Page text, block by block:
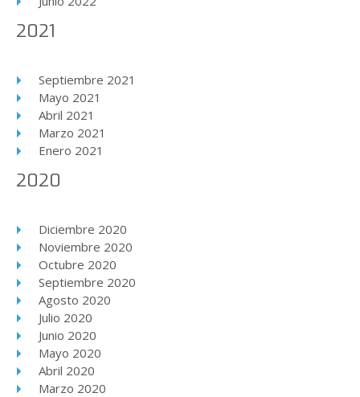
2021
Septiembre 2021
Mayo 2021
Abril 2021
Marzo 2021
Enero 2021
2020
Diciembre 2020
Noviembre 2020
Octubre 2020
Septiembre 2020
Agosto 2020
Julio 2020
Junio 2020
Mayo 2020
Abril 2020
Marzo 2020